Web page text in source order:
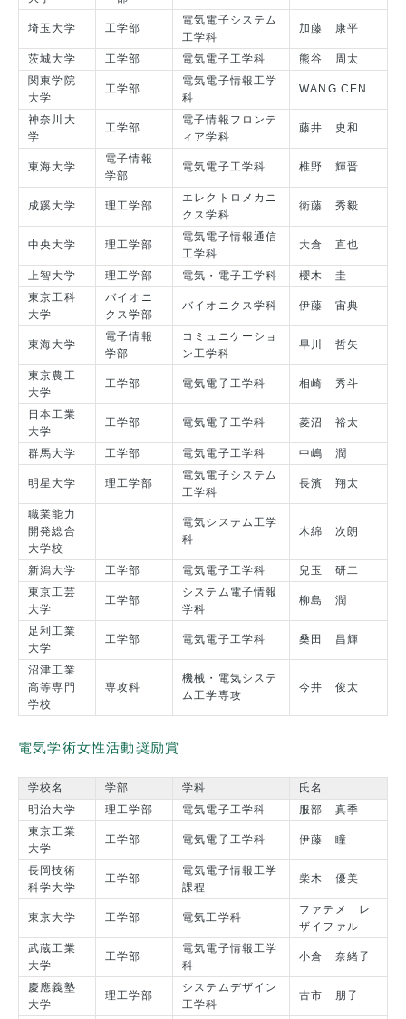
埼玉大学 工学部
電気電子システム
工学科
加藤 康平
茨城大学 工学部 電気電子工学科
熊谷 周太
関東学院
大学
工学部
電気電子情報工学
科
WANG CEN
神奈川大
学
工学部
電子情報フロンテ
ィア学科
藤井 史和
東海大学
電子情報
学部
電気電子工学科 椎野 輝晋
成蹊大学 理工学部
エレクトロメカニ
クス学科
衛藤 秀毅
中央大学 理工学部
電気電子情報通信
工学科
大倉 直也
上智大学 理工学部 電気・電子工学科
櫻木 圭
東京工科
大学
バイオニ
クス学部
バイオニクス学科 伊藤 宙典
東海大学
電子情報
学部
コミュニケーショ
ン工学科
早川 哲矢
東京農工
大学
工学部 電気電子工学科 相崎 秀斗
日本工業
大学
工学部 電気電子工学科 菱沼 裕太
群馬大学 工学部 電気電子工学科 中嶋 潤
明星大学 理工学部
電気電子システム
工学科
長濱 翔太
職業能力
開発総合
大学校
電気システム工学
科
木綿 次朗
新潟大学 工学部 電気電子工学科
兒玉 研二
東京工芸
大学
工学部
システム電子情報
学科
柳島 潤
足利工業
大学
工学部 電気電子工学科 桑田 昌輝
沼津工業
高等専門
学校
専攻科
機械・電気システ
ム工学専攻
今井 俊太
電気学術女性活動奨励賞
学校名 学部 学科
氏名
明治大学
理工学部 電気電子工学科
服部 真季
東京工業
大学
工学部 電気電子工学科 伊藤 瞳
長岡技術
科学大学
工学部
電気電子情報工学
課程
柴木 優美
東京大学 工学部 電気工学科
ファテメ レ
ザイファル
武蔵工業
大学
工学部
電気電子情報工学
科
小倉 奈緒子
慶應義塾
大学
理工学部
システムデザイン
工学科
古市 朋子